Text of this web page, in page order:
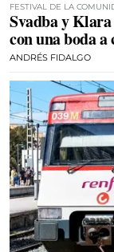
FESTIVAL DE LA
Svadba y
con una boda
ANDRÉS FIDALGO